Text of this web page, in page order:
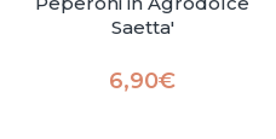
Saetta'
6,90€